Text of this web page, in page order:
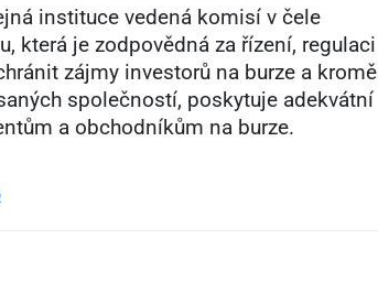
instituce vedená komisí v čele
která je zodpovědná za řízení, regulaci
zájmy investorů na burze a kromě
společností, poskytuje adekvátní
a obchodníkům na burze.